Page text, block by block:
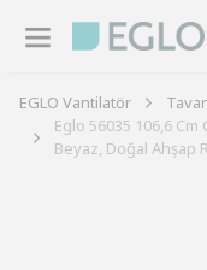
EGLO Vantilatör
Eglo 56035 106,6
Beyaz, Doğal Ahşap